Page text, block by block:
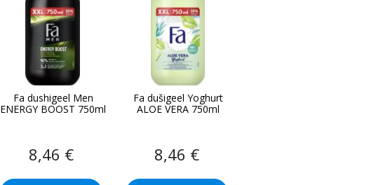
Fa dushigeel Men
ENERGY BOOST 750ml
8,46 €
Fa dušigeel Yoghurt
ALOE VERA 750ml
8,46 €